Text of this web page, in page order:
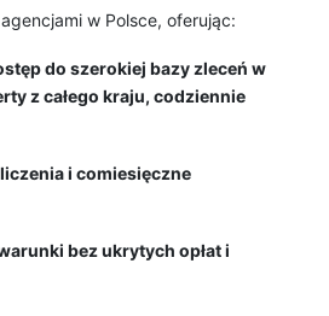
w Polsce, oferując:
do szerokiej bazy zleceń w
z całego kraju, codziennie
i comiesięczne
bez ukrytych opłat i